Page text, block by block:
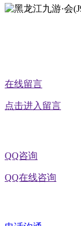
在线留言
点击进入留言
QQ咨询
QQ在线咨询